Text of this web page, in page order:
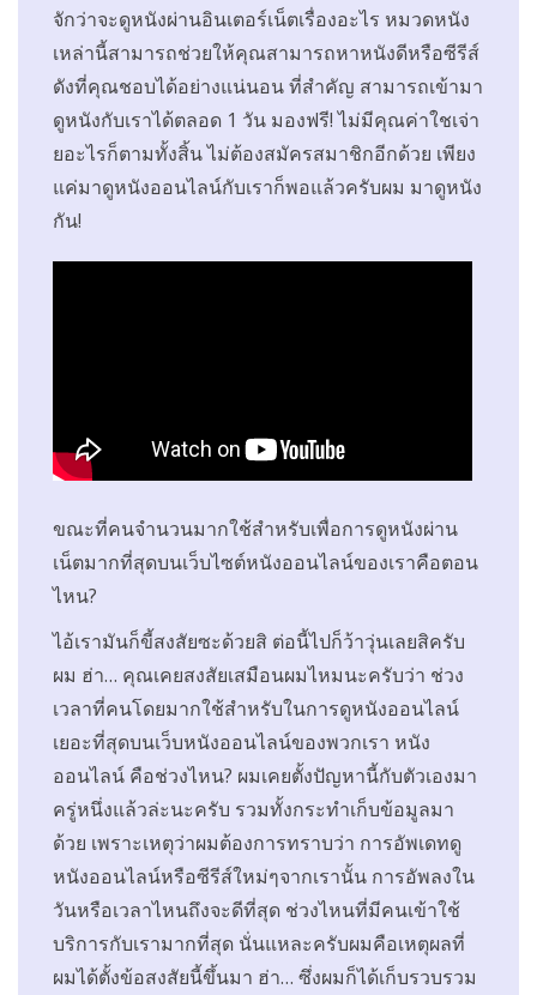
จักว่าจะดูหนังผ่านอินเตอร์เน็ตเรื่องอะไร หมวดหนัง
เหล่านี้สามารถช่วยให้คุณสามารถหาหนังดีหรือซีรีส์
ดังที่คุณชอบได้อย่างแน่นอน ที่สำคัญ สามารถเข้ามา
ดูหนังกับเราได้ตลอด 1 วัน มองฟรี! ไม่มีคุณค่าใชเจ่า
ยอะไรก็ตามทั้งสิ้น ไม่ต้องสมัครสมาชิกอีกด้วย เพียง
แค่มาดูหนังออนไลน์กับเราก็พอแล้วครับผม มาดูหนัง
กัน!
ขณะที่คนจำนวนมากใช้สำหรับเพื่อการดูหนังผ่าน
เน็ตมากที่สุดบนเว็บไซต์หนังออนไลน์ของเราคือตอน
ไหน?
ไอ้เรามันก็ขี้สงสัยซะด้วยสิ ต่อนี้ไปก็ว้าวุ่นเลยสิครับ
ผม ฮ่า… คุณเคยสงสัยเสมือนผมไหมนะครับว่า ช่วง
เวลาที่คนโดยมากใช้สำหรับในการดูหนังออนไลน์
เยอะที่สุดบนเว็บหนังออนไลน์ของพวกเรา หนัง
ออนไลน์ คือช่วงไหน? ผมเคยตั้งปัญหานี้กับตัวเองมา
ครู่หนึ่งแล้วล่ะนะครับ รวมทั้งกระทำเก็บข้อมูลมา
ด้วย เพราะเหตุว่าผมต้องการทราบว่า การอัพเดทดู
หนังออนไลน์หรือซีรีส์ใหม่ๆจากเรานั้น การอัพลงใน
วันหรือเวลาไหนถึงจะดีที่สุด ช่วงไหนที่มีคนเข้าใช้
บริการกับเรามากที่สุด นั่นแหละครับผมคือเหตุผลที่
ผมได้ตั้งข้อสงสัยนี้ขึ้นมา ฮ่า… ซึ่งผมก็ได้เก็บรวบรวม